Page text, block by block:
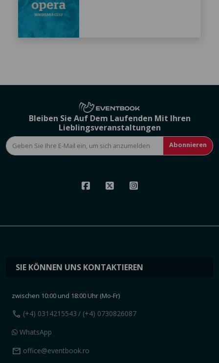
Bleiben Sie Auf Dem Laufenden Mit Ihren
Lieblingsveranstaltungen
Abonnieren
SIE KÖNNEN UNS KONTAKTIEREN
zwischen 10:00 und 18:00 Uhr (Mo-Fr)
call (+4) 0314215543 / (+4) 0730826087
WhatsApp
mail office@eventbook.ro